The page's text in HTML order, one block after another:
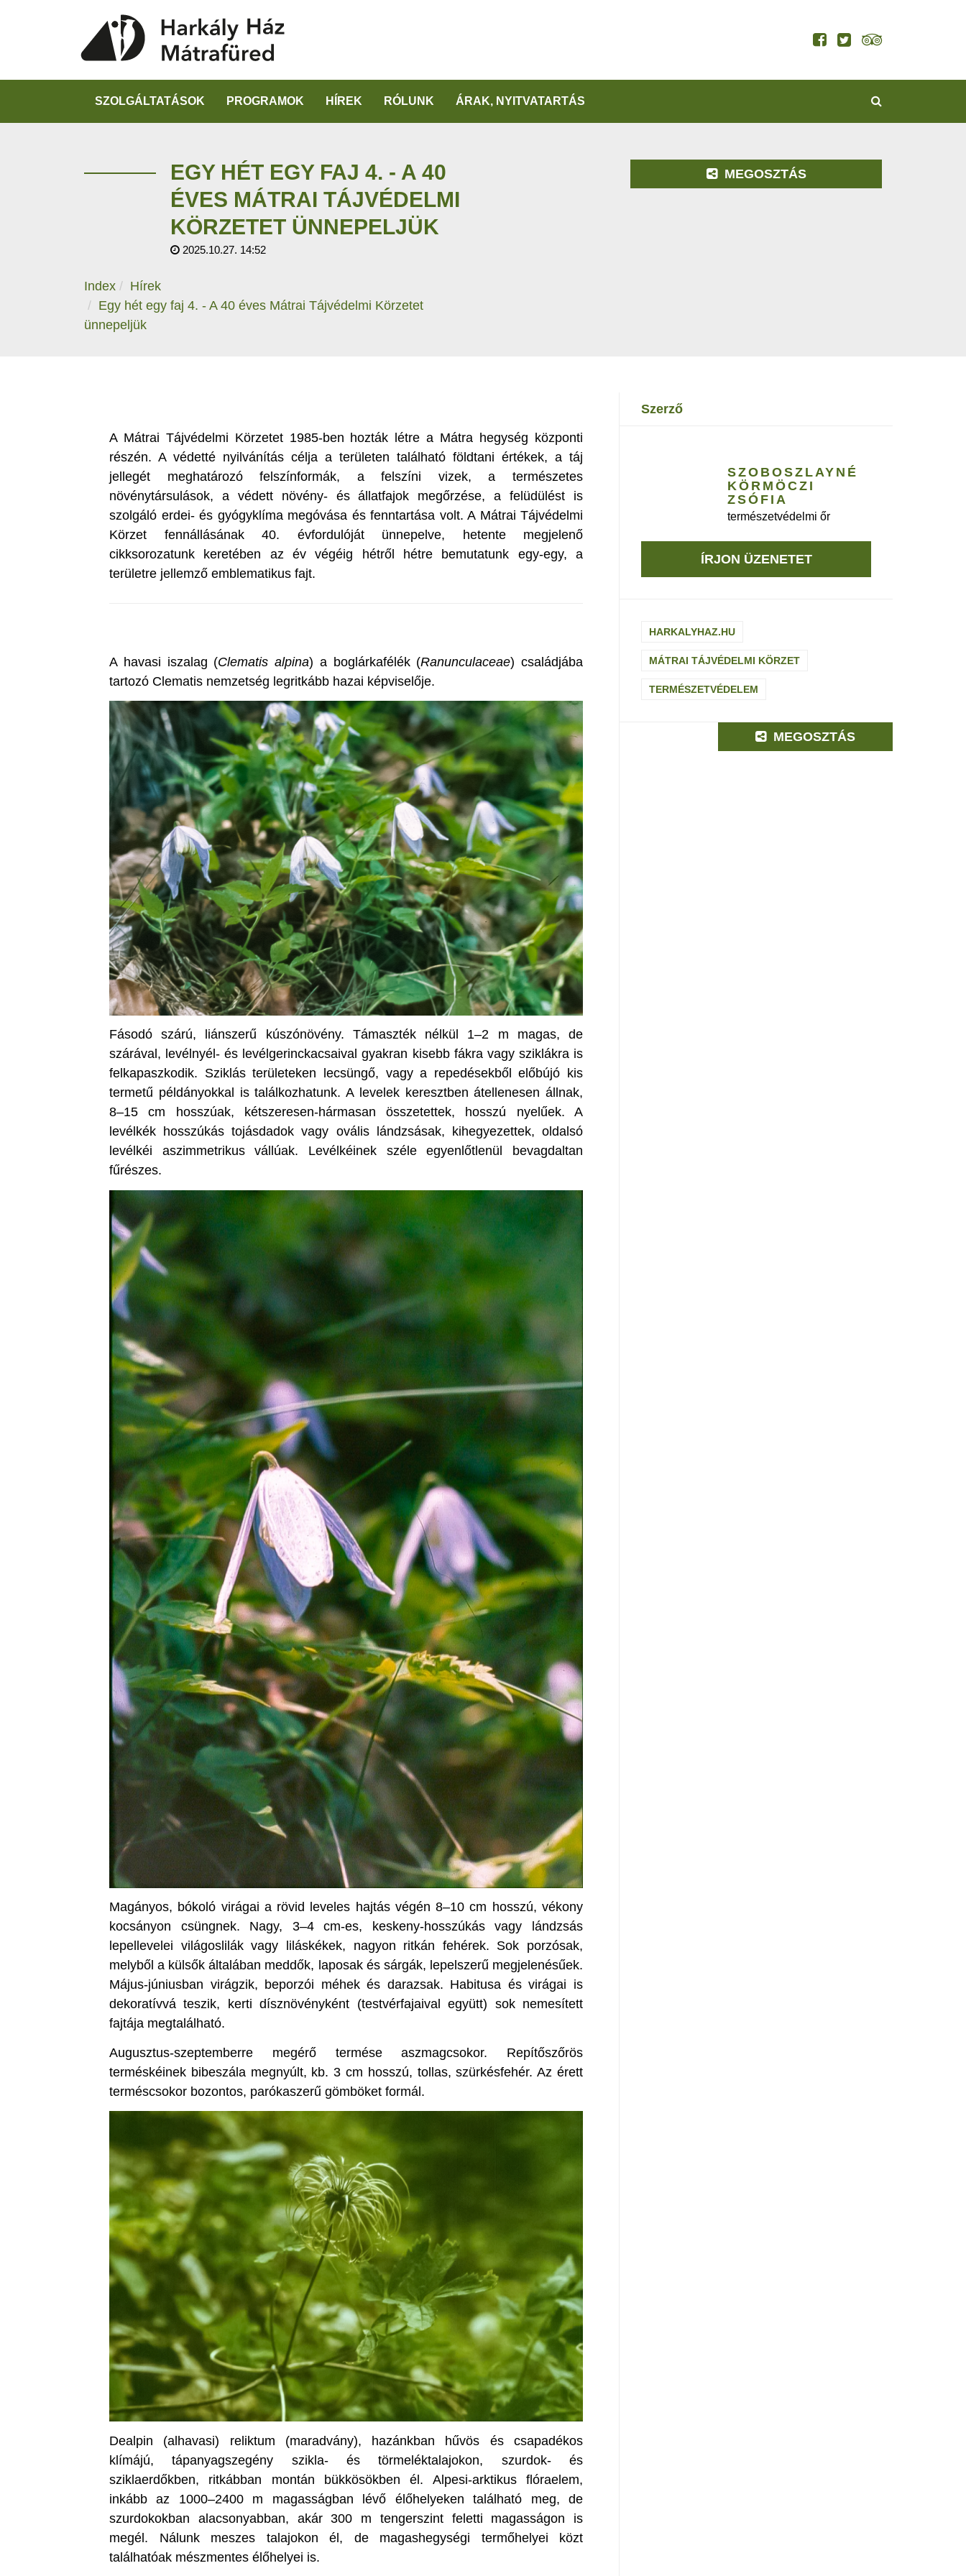
SZOLGÁLTATÁSOK PROGRAMOK HÍREK RÓLUNK ÁRAK, NYITVATARTÁS
EGY HÉT EGY FAJ 4. - A 40
ÉVES MÁTRAI TÁJVÉDELMI
KÖRZETET ÜNNEPELJÜK
2025.10.27. 14:52
Index
Hírek
Egy hét egy faj 4. - A 40 éves Mátrai Tájvédelmi Körzetet
ünnepeljük
MEGOSZTÁS
A Mátrai Tájvédelmi Körzetet 1985-ben hozták létre a Mátra hegység központi
részén. A védetté nyilvánítás célja a területen található földtani értékek, a táj
jellegét meghatározó felszínformák, a felszíni vizek, a természetes
növénytársulások, a védett növény- és állatfajok megőrzése, a felüdülést is
szolgáló erdei- és gyógyklíma megóvása és fenntartása volt. A Mátrai Tájvédelmi
Körzet fennállásának 40. évfordulóját ünnepelve, hetente megjelenő
cikksorozatunk keretében az év végéig hétről hétre bemutatunk egy-egy, a
területre jellemző emblematikus fajt.
A havasi iszalag (Clematis alpina) a boglárkafélék (Ranunculaceae) családjába
tartozó Clematis nemzetség legritkább hazai képviselője.
Fásodó szárú, liánszerű kúszónövény. Támaszték nélkül 1–2 m magas, de
szárával, levélnyél- és levélgerinckacsaival gyakran kisebb fákra vagy sziklákra is
felkapaszkodik. Sziklás területeken lecsüngő, vagy a repedésekből előbújó kis
termetű példányokkal is találkozhatunk. A levelek keresztben átellenesen állnak,
8–15 cm hosszúak, kétszeresen-hármasan összetettek, hosszú nyelűek. A
levélkék hosszúkás tojásdadok vagy ovális lándzsásak, kihegyezettek, oldalsó
levélkéi aszimmetrikus vállúak. Levélkéinek széle egyenlőtlenül bevagdaltan
fűrészes.
Magányos, bókoló virágai a rövid leveles hajtás végén 8–10 cm hosszú, vékony
kocsányon csüngnek. Nagy, 3–4 cm-es, keskeny-hosszúkás vagy lándzsás
lepellevelei világoslilák vagy liláskékek, nagyon ritkán fehérek. Sok porzósak,
melyből a külsők általában meddők, laposak és sárgák, lepelszerű megjelenésűek.
Május-júniusban virágzik, beporzói méhek és darazsak. Habitusa és virágai is
dekoratívvá teszik, kerti dísznövényként (testvérfajaival együtt) sok nemesített
fajtája megtalálható.
Augusztus-szeptemberre megérő termése aszmagcsokor. Repítőszőrös
terméskéinek bibeszála megnyúlt, kb. 3 cm hosszú, tollas, szürkésfehér. Az érett
terméscsokor bozontos, parókaszerű gömböket formál.
Dealpin (alhavasi) reliktum (maradvány), hazánkban hűvös és csapadékos
klímájú, tápanyagszegény szikla- és törmeléktalajokon, szurdok- és
sziklaerdőkben, ritkábban montán bükkösökben él. Alpesi-arktikus flóraelem,
inkább az 1000–2400 m magasságban lévő élőhelyeken található meg, de
szurdokokban alacsonyabban, akár 300 m tengerszint feletti magasságon is
megél. Nálunk meszes talajokon él, de magashegységi termőhelyei közt
találhatóak mészmentes élőhelyei is.
szerző
SZOBOSZLAYNÉ
KÖRMÖCZI
ZSÓFIA
természetvédelmi őr
ÍRJON ÜZENETET
HARKALYHAZ.HU
MÁTRAI TÁJVÉDELMI KÖRZET
TERMÉSZETVÉDELEM
MEGOSZTÁS